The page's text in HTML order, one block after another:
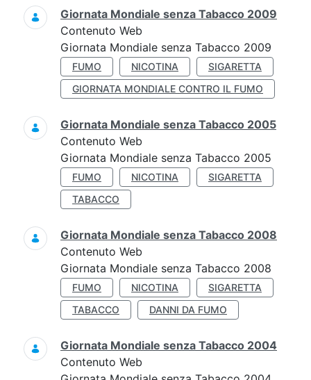
Giornata Mondiale senza Tabacco 2009
Contenuto Web
Giornata Mondiale senza Tabacco 2009
FUMO NICOTINA
SIGARETTA
GIORNATA MONDIALE CONTRO IL FUMO
Giornata Mondiale senza Tabacco 2005
Contenuto Web
Giornata Mondiale senza Tabacco 2005
FUMO NICOTINA
SIGARETTA
TABACCO
Giornata Mondiale senza Tabacco 2008
Contenuto Web
Giornata Mondiale senza Tabacco 2008
FUMO NICOTINA
SIGARETTA
TABACCO
DANNI DA FUMO
Giornata Mondiale senza Tabacco 2004
Contenuto Web